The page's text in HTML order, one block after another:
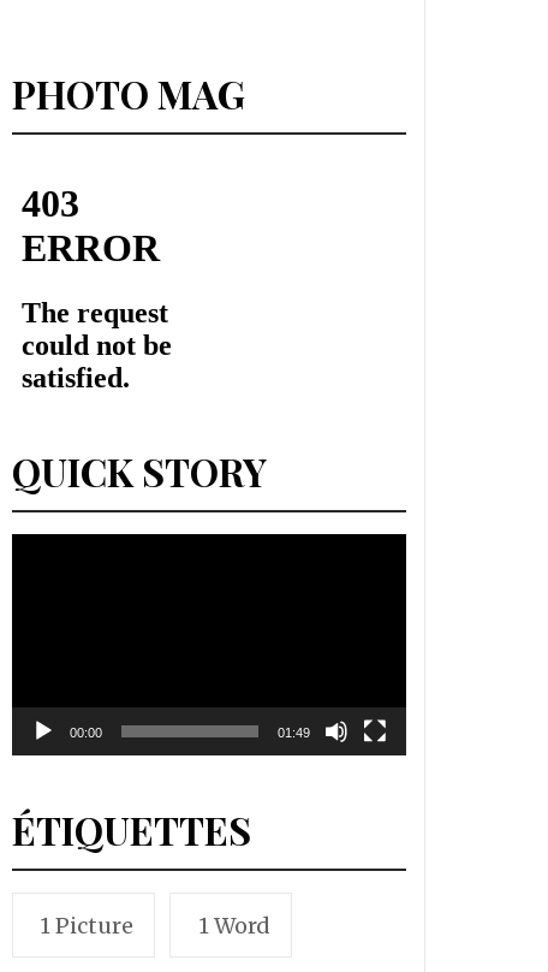
PHOTO MAG
QUICK STORY
00:00 01:49
ÉTIQUETTES
1 Picture 1 Word